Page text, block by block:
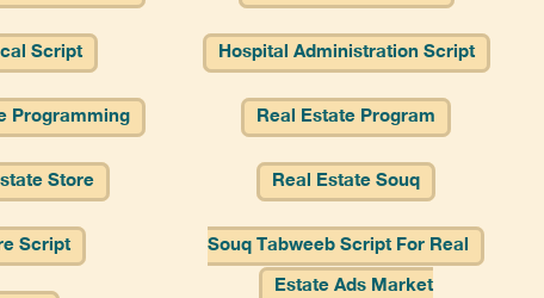
Hospital Administration Script
Script
Real Estate Program
Programming
Real Estate Souq
Store
Souq Tabweeb Script For Real
Estate Ads Market
Script